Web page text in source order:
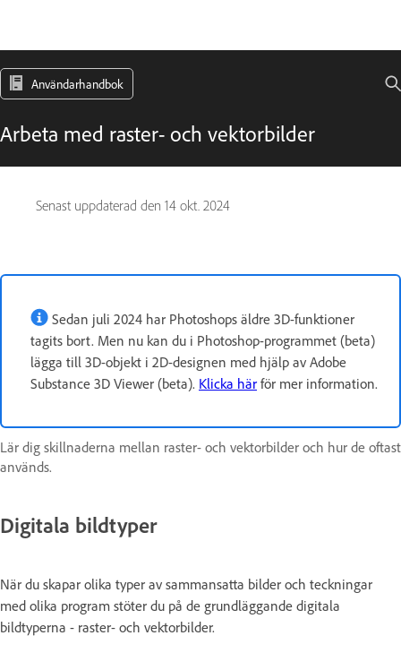
Användarhandbok
Arbeta med raster- och vektorbilder
Senast uppdaterad den 14 okt. 2024
Sedan juli 2024 har Photoshops äldre 3D-funktioner
tagits bort. Men nu kan du i Photoshop-programmet (beta)
lägga till 3D-objekt i 2D-designen med hjälp av Adobe
Substance 3D Viewer (beta). Klicka här för mer information.
Lär dig skillnaderna mellan raster- och vektorbilder och hur de oftast
används.
Digitala bildtyper
När du skapar olika typer av sammansatta bilder och teckningar
med olika program stöter du på de grundläggande digitala
bildtyperna - raster- och vektorbilder.